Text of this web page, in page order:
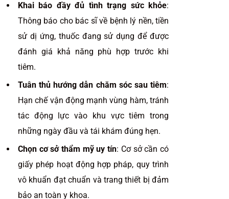
Khai báo đầy đủ tình trạng sức khỏe:
Thông báo cho bác sĩ về bệnh lý nền, tiền
sử dị ứng, thuốc đang sử dụng để được
đánh giá khả năng phù hợp trước khi
tiêm.
Tuân thủ hướng dẫn chăm sóc sau tiêm:
Hạn chế vận động mạnh vùng hàm, tránh
tác động lực vào khu vực tiêm trong
những ngày đầu và tái khám đúng hẹn.
Chọn cơ sở thẩm mỹ uy tín: Cơ sở cần có
giấy phép hoạt động hợp pháp, quy trình
vô khuẩn đạt chuẩn và trang thiết bị đảm
bảo an toàn y khoa.